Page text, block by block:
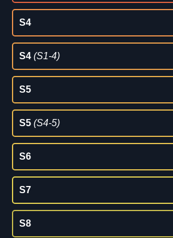
S4
S4 (S1-4)
S5
S5 (S4-5)
S6
S7
S8